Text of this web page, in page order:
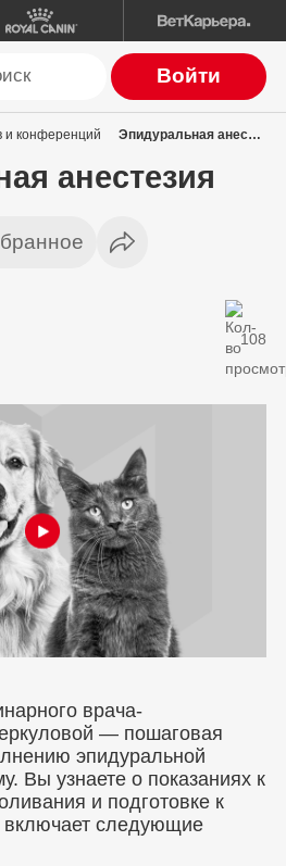
Войти
и конференций Эпидуральная анестезия
анестезия
108
врача-
— пошаговая
эпидуральной
Вы узнаете о показаниях к
и подготовке к
включает следующие